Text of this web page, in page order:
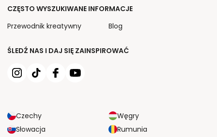
ŚLEDŹ NAS I DAJ SIĘ ZAINSPIROWAĆ
Czechy
Węgry
Słowacja
Rumunia
CZĘSTO WYSZUKIWANE INFORMACJE
Przewodnik kreatywny
Blog